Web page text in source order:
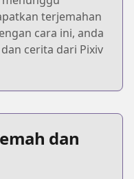
terjemahan
cara ini, anda
cerita dari Pixiv
dan